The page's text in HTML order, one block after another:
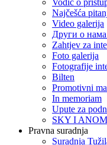
Vodič o
Najčešća
Video galerija
Други о
Zahtjev za
Foto galerija
Fotografije
Bilten
Promotivni
In memoriam
Upute za
SKY I
Pravna suradnja
Suradnja